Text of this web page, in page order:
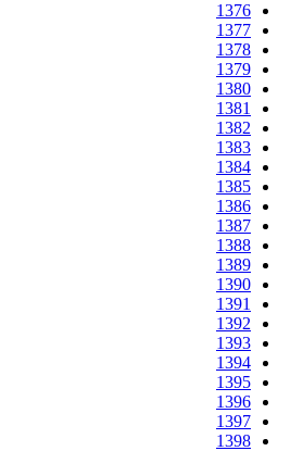
1376
1377
1378
1379
1380
1381
1382
1383
1384
1385
1386
1387
1388
1389
1390
1391
1392
1393
1394
1395
1396
1397
1398